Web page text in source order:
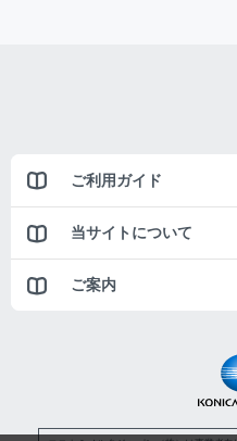
ご利用ガイド
当サイトについて
ご案内